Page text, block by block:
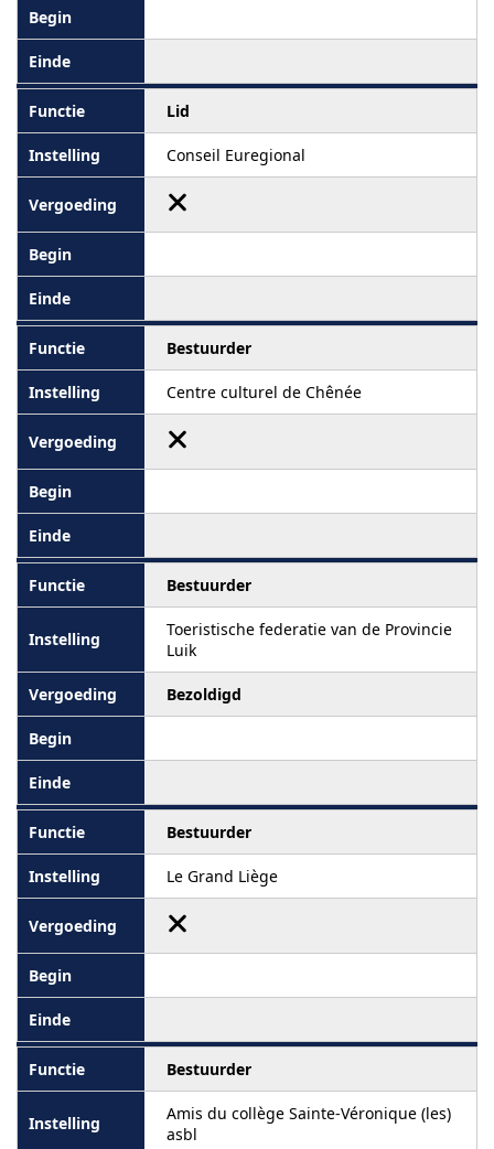
Lid
Conseil Euregional
Bestuurder
Centre culturel de Chênée
Bestuurder
Toeristische federatie van de Provincie
Luik
Bezoldigd
Bestuurder
Le Grand Liège
Bestuurder
Amis du collège Sainte-Véronique (les)
asbl